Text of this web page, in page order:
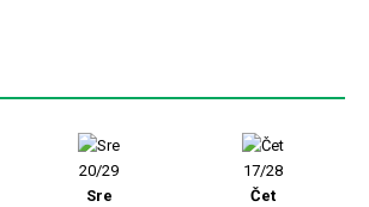
20/29
Sre
17/28
Čet